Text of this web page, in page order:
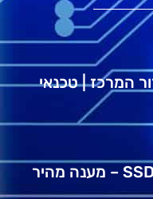
המרכז | טכנאי
שחזור מידע מדיסק קשיח/ SSD – מענה מהיר